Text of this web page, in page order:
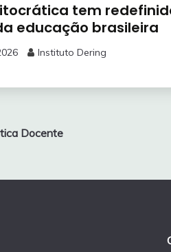
tem
educação brasileira
Instituto Dering
Docente